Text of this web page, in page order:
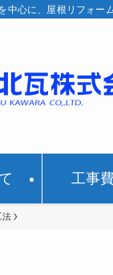
中心に、屋根リフォー
工事
法